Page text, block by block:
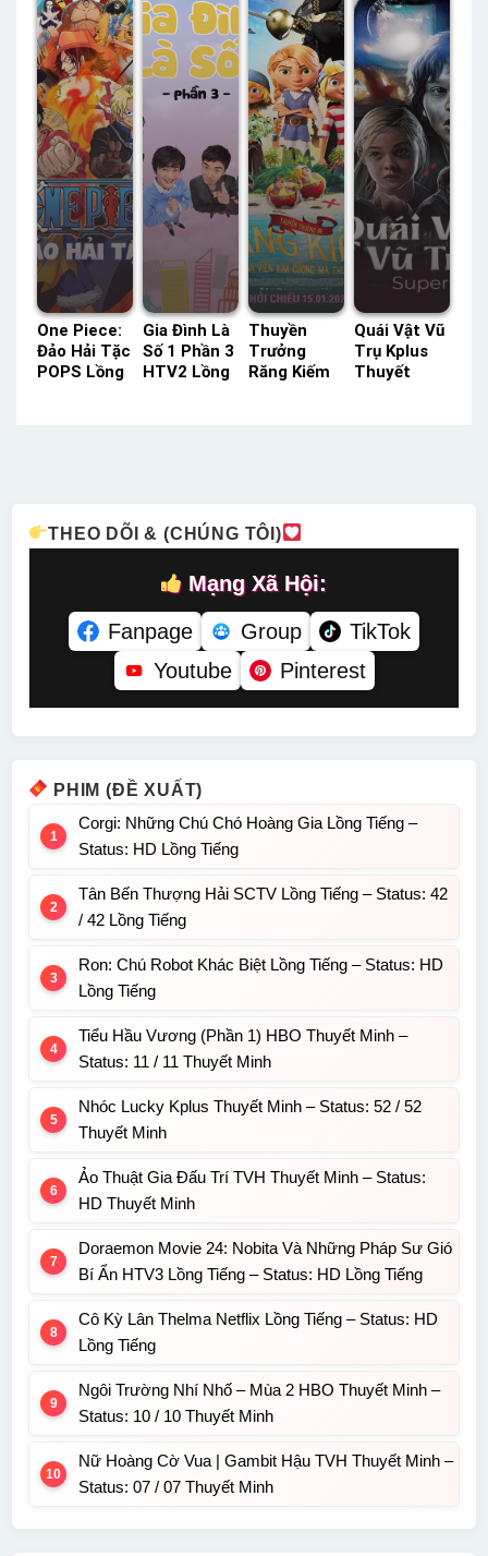
Minh
06 Thuyết
Minh
Minh
One Piece:
Đảo Hải Tặc
POPS Lồng
Gia Đình Là
Số 1 Phần 3
HTV2 Lồng
Thuyền
Trưởng
Răng Kiếm
Quái Vật Vũ
Trụ Kplus
Thuyết
THEO DÕI & (CHÚNG TÔI)
Mạng Xã Hội:
Fanpage
Group
TikTok
Youtube
Pinterest
PHIM (ĐỀ XUẤT)
Corgi: Những Chú Chó Hoàng Gia Lồng Tiếng –
Status: HD Lồng Tiếng
Tân Bến Thượng Hải SCTV Lồng Tiếng – Status: 42
/ 42 Lồng Tiếng
Ron: Chú Robot Khác Biệt Lồng Tiếng – Status: HD
Lồng Tiếng
Tiểu Hầu Vương (Phần 1) HBO Thuyết Minh –
Status: 11 / 11 Thuyết Minh
Nhóc Lucky Kplus Thuyết Minh – Status: 52 / 52
Thuyết Minh
Ảo Thuật Gia Đấu Trí TVH Thuyết Minh – Status:
HD Thuyết Minh
Doraemon Movie 24: Nobita Và Những Pháp Sư Gió
Bí Ẩn HTV3 Lồng Tiếng – Status: HD Lồng Tiếng
Cô Kỳ Lân Thelma Netflix Lồng Tiếng – Status: HD
Lồng Tiếng
Ngôi Trường Nhí Nhố – Mùa 2 HBO Thuyết Minh –
Status: 10 / 10 Thuyết Minh
Nữ Hoàng Cờ Vua | Gambit Hậu TVH Thuyết Minh –
Status: 07 / 07 Thuyết Minh